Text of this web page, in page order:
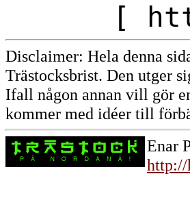
[
Disclaimer: Hela denna
Trästocksbrist. Den utger
Ifall någon annan vill gör
kommer med idéer till
Enar
http://